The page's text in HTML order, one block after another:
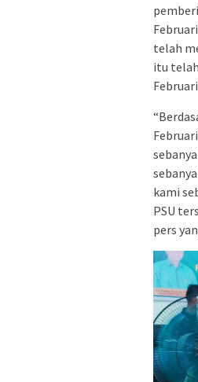
telah
itu
kami
PSU
pers